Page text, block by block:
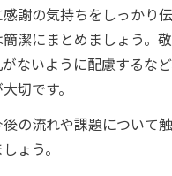
謝の気持ちをしっかり
潔にまとめましょう。
ないように配慮するな
切です。
の流れや課題について
ょう。